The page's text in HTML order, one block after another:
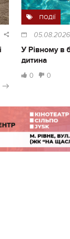
ПОДІЇ
05.08.2026
У Рівному в
дитина
0 0